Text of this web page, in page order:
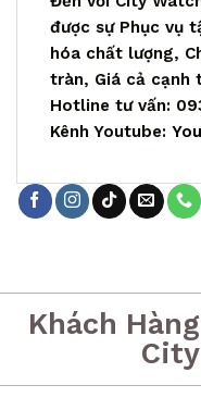
được sự Phục vụ
hóa chất lượng,
tràn, Giá cả cạnh
Hotline tư vấn:
Kênh Youtube:
Khách